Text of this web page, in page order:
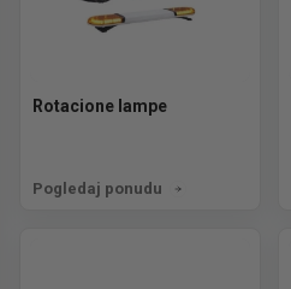
Rotacione lampe
Pogledaj ponudu